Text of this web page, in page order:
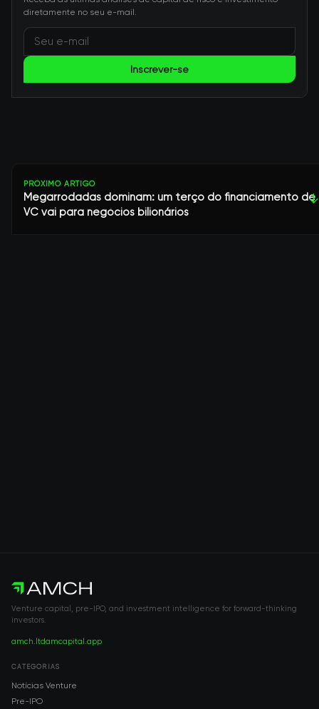
diretamente no seu e-mail.
Inscrever-se
PRÓXIMO ARTIGO
Megarrodadas dominam: um terço do financiamento de
VC vai para negócios bilionários
↓
Venture capital, pre-IPO, and investment intelligence for forward-thinking
investors.
amch.ltdamcapital.app
CATEGORIAS
Notícias Venture
Pre-IPO